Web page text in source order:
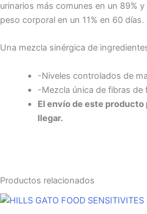
urinarios más comunes en un 89%
peso corporal en un 11% en 60 días.
Una mezcla sinérgica de
-Niveles controlados de
-Mezcla única de fibras de
El envío de este producto
llegar.
Productos relacionados